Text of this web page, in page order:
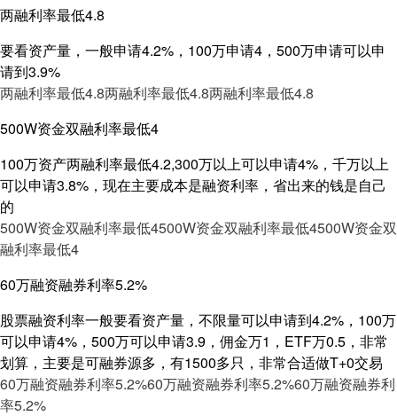
两融利率最低4.8
要看资产量，一般申请4.2%，100万申请4，500万申请可以申
请到3.9%
两融利率最低4.8两融利率最低4.8两融利率最低4.8
500W资金双融利率最低4
100万资产两融利率最低4.2,300万以上可以申请4%，千万以上
可以申请3.8%，现在主要成本是融资利率，省出来的钱是自己
的
500W资金双融利率最低4500W资金双融利率最低4500W资金双
融利率最低4
60万融资融券利率5.2%
股票融资利率一般要看资产量，不限量可以申请到4.2%，100万
可以申请4%，500万可以申请3.9，佣金万1，ETF万0.5，非常
划算，主要是可融券源多，有1500多只，非常合适做T+0交易
60万融资融券利率5.2%60万融资融券利率5.2%60万融资融券利
率5.2%